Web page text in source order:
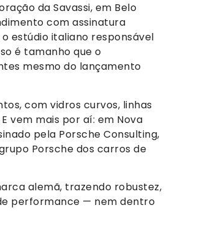
da Savassi, em Belo
com assinatura
estúdio italiano responsável
é tamanho que o
mesmo do lançamento
com vidros curvos, linhas
vem mais por aí: em Nova
pela Porsche Consulting,
Porsche dos carros de
alemã, trazendo robustez,
performance — nem dentro